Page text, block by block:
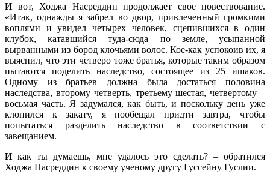
Ивот, Ходжа Насреддин продолжает свое повествование.
«Итак, однажды я забрел во двор, привлеченный громкими
воплями и увидел четырех человек, сцепившихся в один
клубок, катавшийся туда-сюда по земле, усыпанной
вырванными из бород клочьями волос. Кое-как успокоив их, я
выяснил, что эти четверо тоже братья, которые таким образом
пытаются поделить наследство, состоящее из 25 ишаков.
Одному из братьев должна была достаться половина
наследства, второму четверть, третьему шестая, четвертому –
восьмая часть. Я задумался, как быть, и поскольку день уже
клонился к закату, я пообещал придти завтра, чтобы
попытаться разделить наследство в соответствии с
завещанием.
И как ты думаешь, мне удалось это сделать? – обратился
Ходжа Насреддин к своему ученому другу Гуссейну Гуслии.